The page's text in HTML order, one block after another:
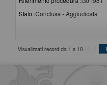
Stato :Conclusa - Aggiudicata
Visualizzati record da 1 a 10